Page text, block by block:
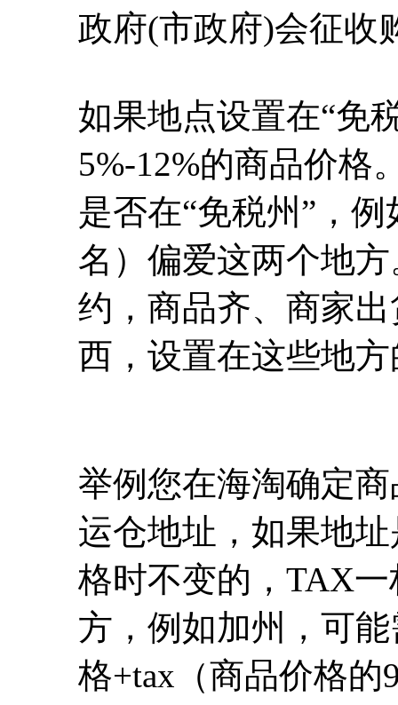
政府(市政府)会征收
如果地点设置在“免
5%-12%的商品价格
是否在“免税州”，
名）偏爱这两个地
约，商品齐、商家
西，设置在这些地
举例您在海淘确定
运仓地址，如果地
格时不变的，TAX
方，例如加州，可
格+tax（商品价格的